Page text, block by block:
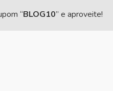
“BLOG10” e aproveite!